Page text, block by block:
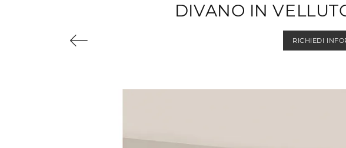
DIVANO IN
RICHIEDI